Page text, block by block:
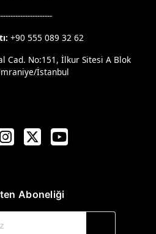
+90 555 089 32 62
Cad. No:151, İlkur Sitesi A Blok
İstanbul
Aboneliği